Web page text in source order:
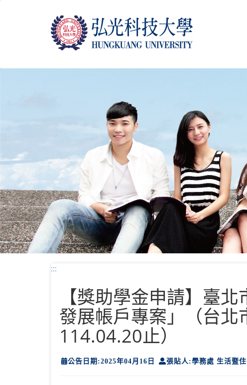
內
:::
【獎助學金申請】臺
發展帳戶專案」（台
114.04.20止）
公告日期:2025年04月16日 張貼人:學務處 生活暨